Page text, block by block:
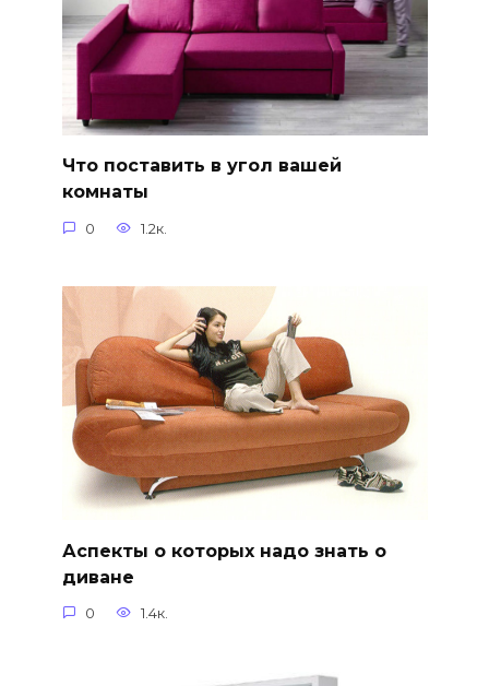
Что поставить в угол вашей
комнаты
0 1.2к.
Аспекты о которых надо знать о
диване
0 1.4к.